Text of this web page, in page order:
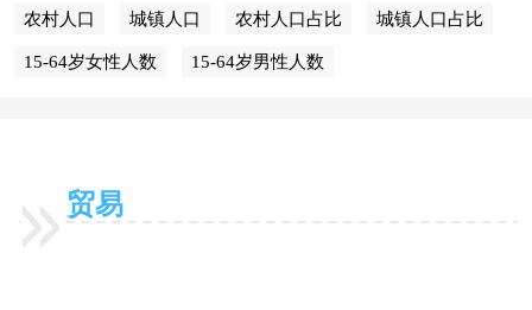
农村人口 城镇人口 农村人口占比 城镇人口占比
15-64岁女性人数 15-64岁男性人数
贸易